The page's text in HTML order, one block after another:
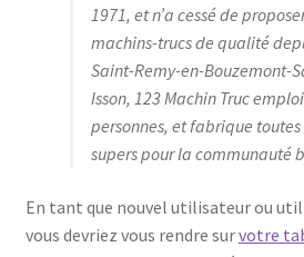
1971, et n’a cessé de
machins-trucs de qualité
Saint-Remy-en-Bouzemont-
Isson, 123 Machin Truc
personnes, et fabrique
supers pour la communauté
En tant que nouvel utilisateur ou
vous devriez vous rendre survotre